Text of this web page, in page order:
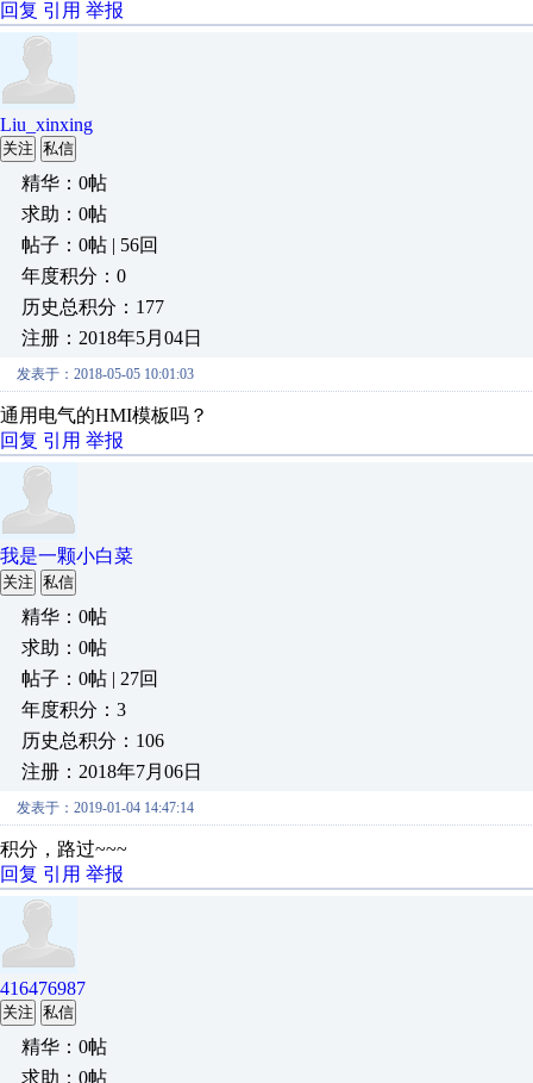
回复 引用 举报
Liu_xinxing
关注 私信
精华：0帖
求助：0帖
帖子：0帖 | 56回
年度积分：0
历史总积分：177
注册：2018年5月04日
发表于：2018-05-05 10:01:03
通用电气的HMI模板吗？
回复 引用 举报
我是一颗小白菜
关注 私信
精华：0帖
求助：0帖
帖子：0帖 | 27回
年度积分：3
历史总积分：106
注册：2018年7月06日
发表于：2019-01-04 14:47:14
积分，路过~~~
回复 引用 举报
416476987
关注 私信
精华：0帖
求助：0帖